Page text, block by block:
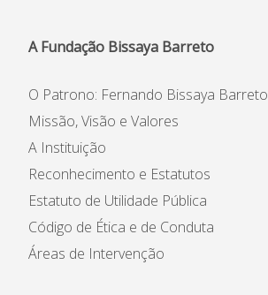
A Fundação Bissaya Barreto
O Patrono: Fernando Bissaya Barreto
Missão, Visão e Valores
A Instituição
Reconhecimento e Estatutos
Estatuto de Utilidade Pública
Código de Ética e de Conduta
Áreas de Intervenção